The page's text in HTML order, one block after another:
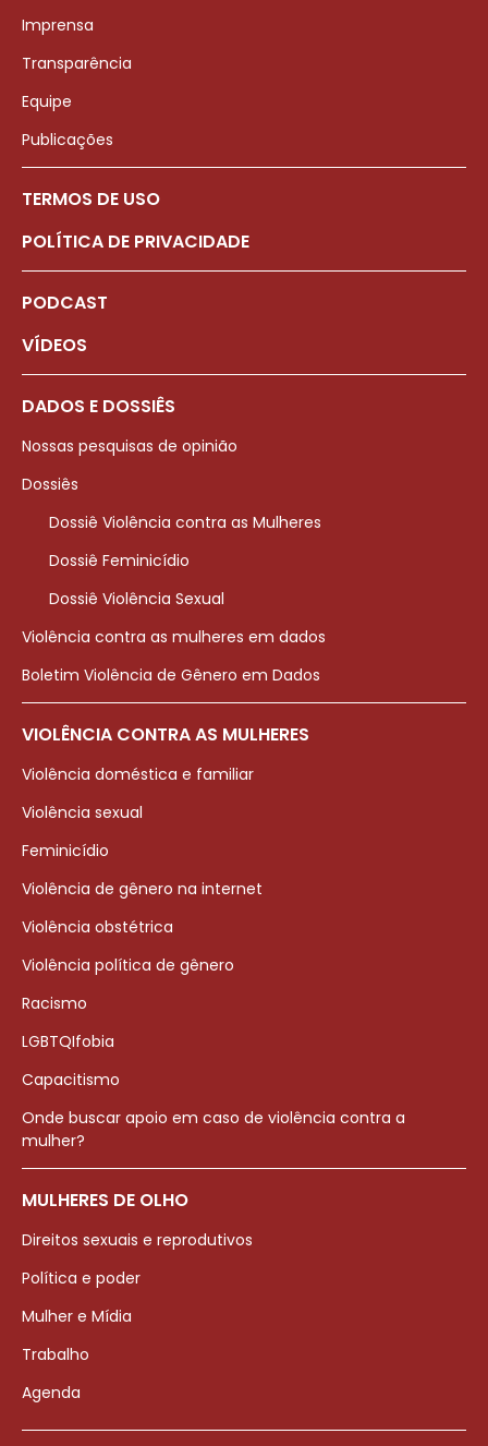
Imprensa
Transparência
Equipe
Publicações
TERMOS DE USO
POLÍTICA DE PRIVACIDADE
PODCAST
VÍDEOS
DADOS E DOSSIÊS
Nossas pesquisas de opinião
Dossiês
Dossiê Violência contra as Mulheres
Dossiê Feminicídio
Dossiê Violência Sexual
Violência contra as mulheres em dados
Boletim Violência de Gênero em Dados
VIOLÊNCIA CONTRA AS MULHERES
Violência doméstica e familiar
Violência sexual
Feminicídio
Violência de gênero na internet
Violência obstétrica
Violência política de gênero
Racismo
LGBTQIfobia
Capacitismo
Onde buscar apoio em caso de violência contra a
mulher?
MULHERES DE OLHO
Direitos sexuais e reprodutivos
Política e poder
Mulher e Mídia
Trabalho
Agenda